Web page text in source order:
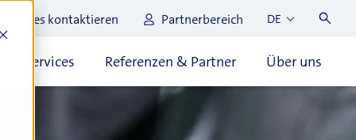
Sales kontaktieren Partnerbereich DE
& Services Referenzen & Partner Über uns